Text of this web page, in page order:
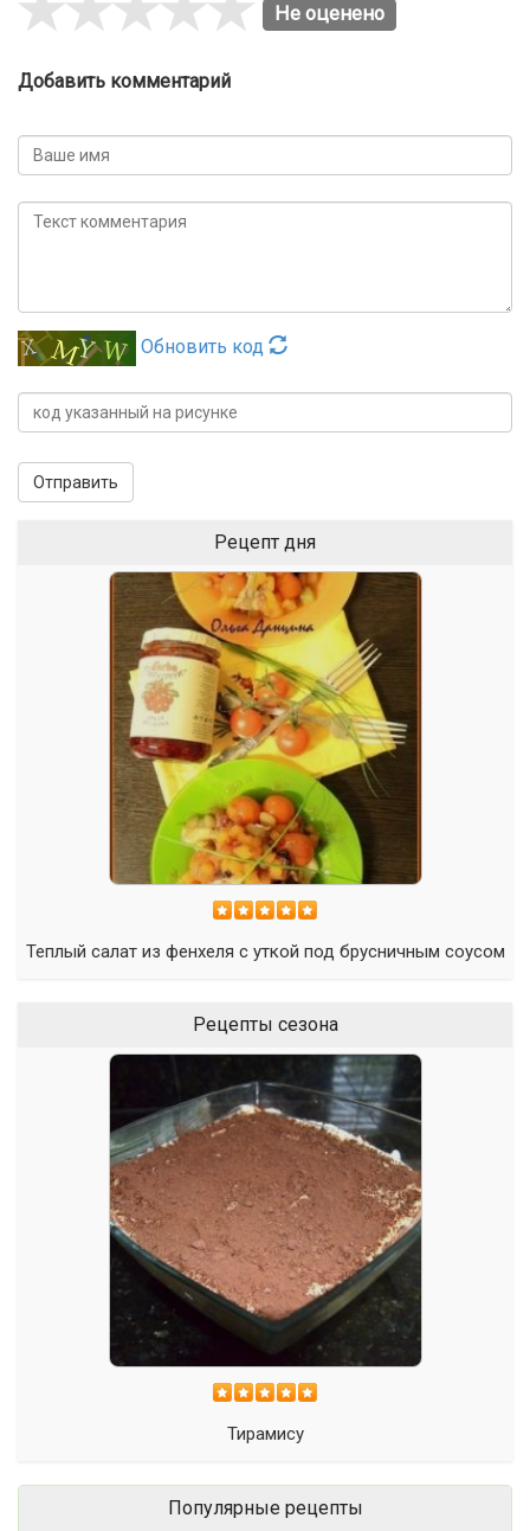
Не оценено
Добавить комментарий
Обновить код
Отправить
Рецепт дня
Теплый салат из фенхеля с уткой под брусничным соусом
Рецепты сезона
Тирамису
Популярные рецепты